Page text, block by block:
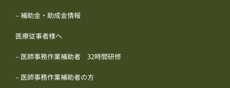
– 補助金・助成金情報
医療従事者様へ
– 医師事務作業補助者 32時間研修
– 医師事務作業補助者の方